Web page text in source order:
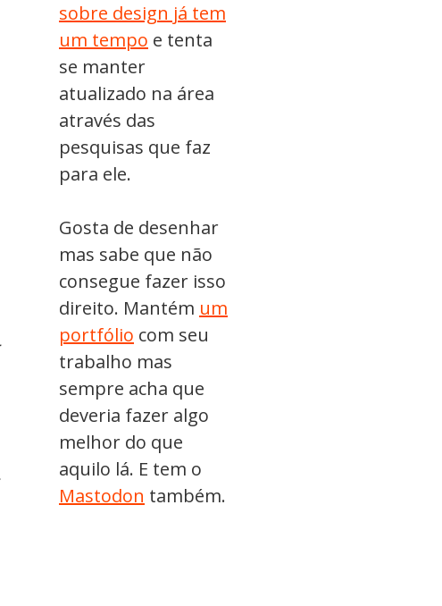
sobre design já tem
um tempo e tenta
se manter
atualizado na área
através das
pesquisas que faz
para ele.
Gosta de desenhar
mas sabe que não
consegue fazer isso
direito. Mantém um
portfólio com seu
trabalho mas
sempre acha que
deveria fazer algo
melhor do que
aquilo lá. E tem o
Mastodon também.